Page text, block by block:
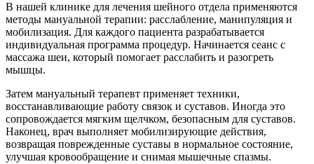
В нашей клинике для лечения шейного отдела применяются
методы мануальной терапии: расслабление, манипуляция и
мобилизация. Для каждого пациента разрабатывается
индивидуальная программа процедур. Начинается сеанс с
массажа шеи, который помогает расслабить и разогреть
мышцы.
Затем мануальный терапевт применяет техники,
восстанавливающие работу связок и суставов. Иногда это
сопровождается мягким щелчком, безопасным для суставов.
Наконец, врач выполняет мобилизирующие действия,
возвращая поврежденные суставы в нормальное состояние,
улучшая кровообращение и снимая мышечные спазмы.